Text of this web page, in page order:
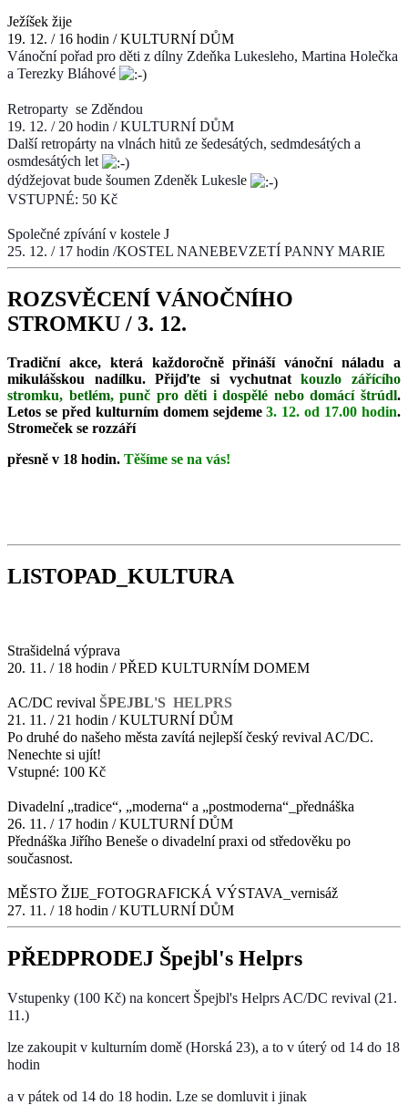
Ježíšek žije
19. 12. / 16 hodin / KULTURNÍ DŮM
Vánoční pořad pro děti z dílny Zdeňka Lukesleho, Martina Holečka
a Terezky Bláhové
Retroparty se Zděndou
19. 12. / 20 hodin / KULTURNÍ DŮM
Další retropárty na vlnách hitů ze šedesátých, sedmdesátých a
osmdesátých let
dýdžejovat bude šoumen Zdeněk Lukesle
VSTUPNÉ: 50 Kč
Společné zpívání v kostele J
25. 12. / 17 hodin /KOSTEL NANEBEVZETÍ PANNY MARIE
ROZSVĚCENÍ VÁNOČNÍHO
STROMKU / 3. 12.
Tradiční akce, která každoročně přináší vánoční náladu a
mikulášskou nadílku. Přijďte si vychutnatkouzlozářícího
stromku, betlém, punč pro děti i dospělé nebo domácí štrúdl.
Letos se před kulturním domem sejdeme 3. 12. od 17.00 hodin.
Stromeček se rozzáří
přesně v 18 hodin. Těšíme se na vás!
LISTOPAD_KULTURA
Strašidelná výprava
20. 11. / 18 hodin / PŘED KULTURNÍM DOMEM
AC/DC revival ŠPEJBL'S HELPRS
21. 11. / 21 hodin / KULTURNÍ DŮM
Po druhé do našeho města zavítá nejlepší český revival AC/DC.
Nenechte si ujít!
Vstupné: 100 Kč
Divadelní „tradice“, „moderna“ a „postmoderna“_přednáška
26. 11. / 17 hodin / KULTURNÍ DŮM
Přednáška Jiřího Beneše o divadelní praxi od středověku po
současnost.
MĚSTO ŽIJE_FOTOGRAFICKÁ VÝSTAVA_vernisáž
27. 11. / 18 hodin / KUTLURNÍ DŮM
PŘEDPRODEJ Špejbl's Helprs
Vstupenky (100 Kč) na koncert Špejbl's Helprs AC/DC revival (21.
11.)
lze zakoupit v kulturním domě (Horská 23), a to v úterý od 14 do 18
hodin
a v pátek od 14 do 18 hodin. Lze se domluvit i jinak